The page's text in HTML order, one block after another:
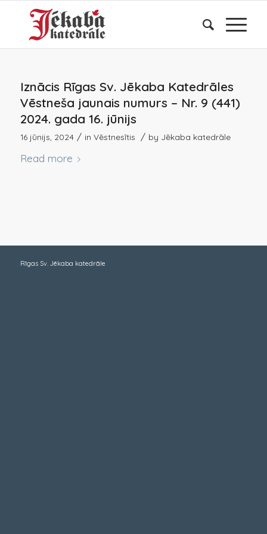
Iznācis Rīgas Sv. Jēkaba Katedrāles
Vēstneša jaunais numurs – Nr. 9 (441)
2024. gada 16. jūnijs
16 jūnijs, 2024 / in Vēstnesītis / by Jēkaba katedrāle
Read more
Rīgas Sv. Jēkaba katedrāle